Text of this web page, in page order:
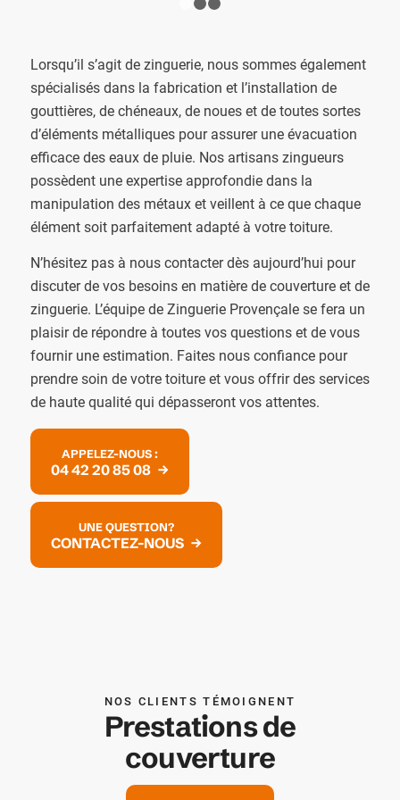
Lorsqu’il s’agit de zinguerie, nous sommes également
spécialisés dans la fabrication et l’installation de
gouttières, de chéneaux, de noues et de toutes sortes
d’éléments métalliques pour assurer une évacuation
efficace des eaux de pluie. Nos artisans zingueurs
possèdent une expertise approfondie dans la
manipulation des métaux et veillent à ce que chaque
élément soit parfaitement adapté à votre toiture.
N’hésitez pas à nous contacter dès aujourd’hui pour
discuter de vos besoins en matière de couverture et de
zinguerie. L’équipe de Zinguerie Provençale se fera un
plaisir de répondre à toutes vos questions et de vous
fournir une estimation. Faites nous confiance pour
prendre soin de votre toiture et vous offrir des services
de haute qualité qui dépasseront vos attentes.
APPELEZ-NOUS :
04 42 20 85 08
UNE QUESTION?
CONTACTEZ-NOUS
NOS CLIENTS TÉMOIGNENT
Prestations de
couverture